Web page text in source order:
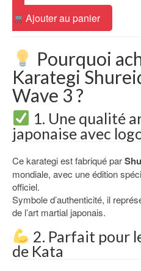
Ajouter au panier
Pourquoi
Karategi
Wave 3 ?
1. Une qualité
japonaise avec
Ce karategi est fabriqué par
mondiale, avec une édition
officiel.
Symbole d’authenticité, il
de l’art martial japonais.
2. Parfait pour
de Kata